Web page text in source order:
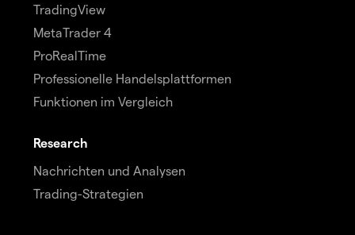
TradingView
MetaTrader 4
ProRealTime
Professionelle Handelsplattformen
Funktionen im Vergleich
Research
Nachrichten und Analysen
Trading-Strategien